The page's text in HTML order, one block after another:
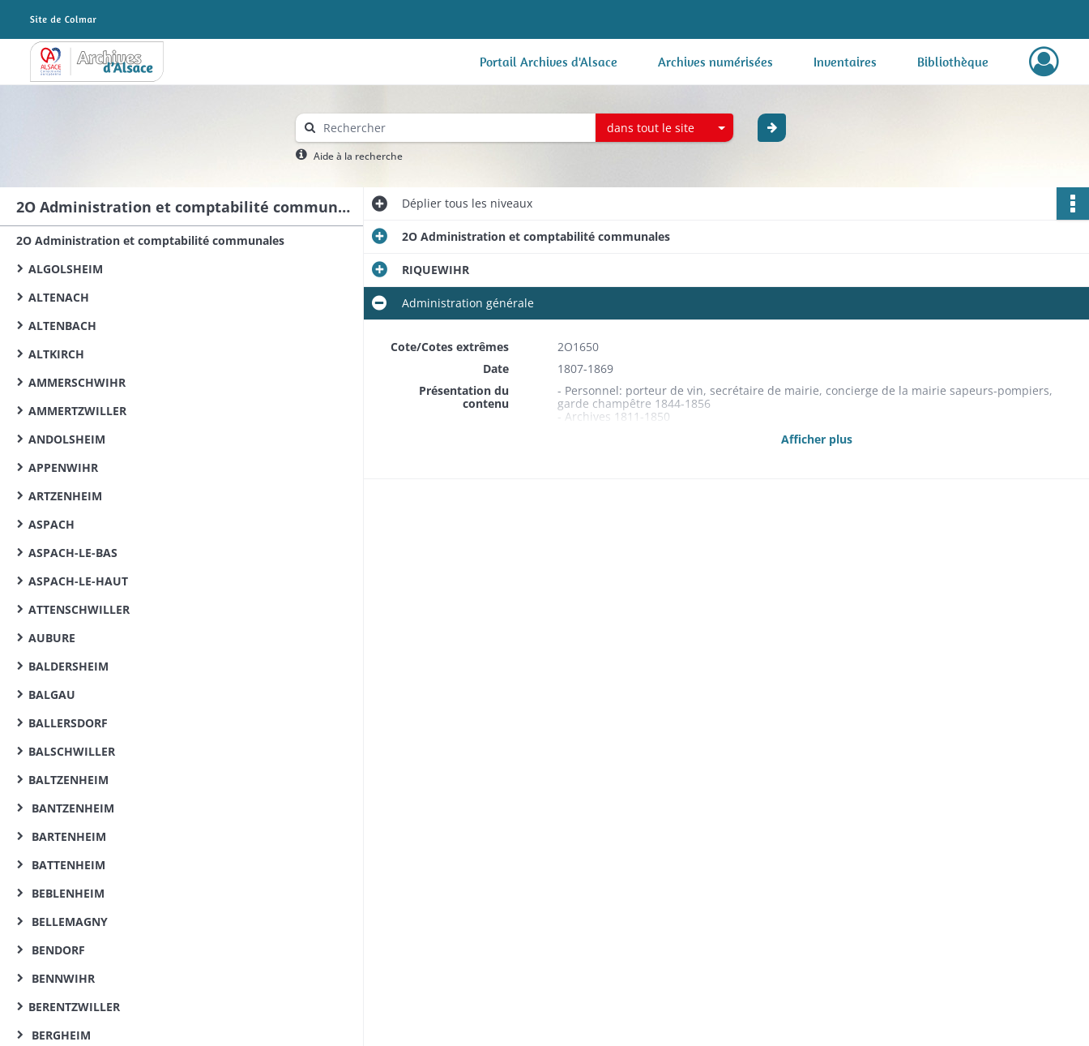
Archives Alsace - Colmar Portail Archives d'Alsace Archives numérisées Inventaires Bibliothèque
dans tout le site
Aide à la recherche
2O Administration et comptabilité communales
2O Administration et comptabilité communales
ALGOLSHEIM
ALTENACH
ALTENBACH
ALTKIRCH
AMMERSCHWIHR
AMMERTZWILLER
ANDOLSHEIM
APPENWIHR
ARTZENHEIM
ASPACH
ASPACH-LE-BAS
ASPACH-LE-HAUT
ATTENSCHWILLER
AUBURE
BALDERSHEIM
BALGAU
BALLERSDORF
BALSCHWILLER
BALTZENHEIM
BANTZENHEIM
BARTENHEIM
BATTENHEIM
BEBLENHEIM
BELLEMAGNY
BENDORF
BENNWIHR
BERENTZWILLER
BERGHEIM
Dépliertous les niveaux
2O Administration et comptabilité communales
RIQUEWIHR
Administration générale
Cote/Cotes extrêmes
2O1650
Date
1807-1869
Présentation du
contenu
- Personnel: porteur de vin, secrétaire de mairie, concierge de la mairie sapeurs-pompiers,
garde champêtre 1844-1856
- Archives 1811-1850
Afficher plus